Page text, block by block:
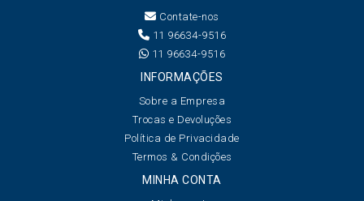
Contate-nos
11 96634-9516
11 96634-9516
INFORMAÇÕES
Sobre a Empresa
Trocas e Devoluções
Política de Privacidade
Termos & Condições
MINHA CONTA